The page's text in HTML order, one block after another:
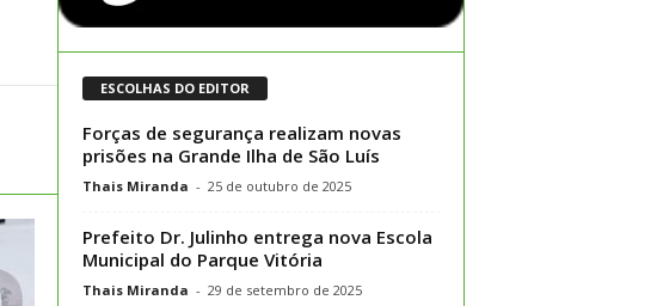
ESCOLHAS DO EDITOR
Forças de segurança realizam novas
prisões na Grande Ilha de São Luís
Thais Miranda - 25 de outubro de 2025
Prefeito Dr. Julinho entrega nova Escola
Municipal do Parque Vitória
Thais Miranda - 29 de setembro de 2025